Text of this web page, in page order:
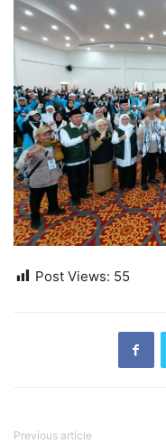
Post Views: 55
Previous article